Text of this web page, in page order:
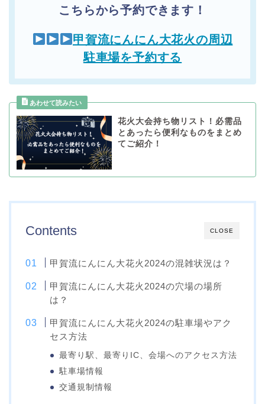
こちらから予約できます！
甲賀流にんにん大花火の周辺
駐車場を予約する
花火大会持ち物リスト！必需品
とあったら便利なものをまとめ
てご紹介！
CLOSE
Contents
甲賀流にんにん大花火2024の混雑状況は？
甲賀流にんにん大花火2024の穴場の場所
は？
甲賀流にんにん大花火2024の駐車場やアク
セス方法
最寄り駅、最寄りIC、会場へのアクセス方法
駐車場情報
交通規制情報